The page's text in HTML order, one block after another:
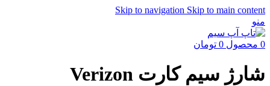
Skip to navigation Skip to main content
منو
0 محصول 0 تومان
شارژ سیم کارت Verizon